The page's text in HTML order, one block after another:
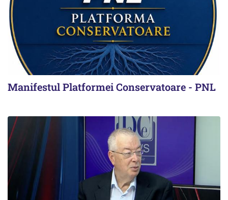
Manifestul Platformei Conservatoare - PNL